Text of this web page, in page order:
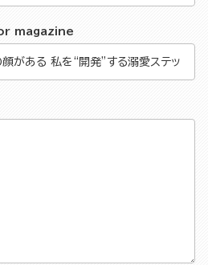
magazine